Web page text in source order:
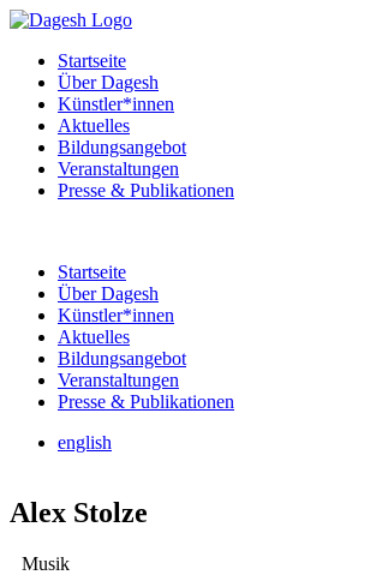
Startseite
Über Dagesh
Künstler*innen
Aktuelles
Bildungsangebot
Veranstaltungen
Presse & Publikationen
Startseite
Über Dagesh
Künstler*innen
Aktuelles
Bildungsangebot
Veranstaltungen
Presse & Publikationen
english
Alex Stolze
Musik